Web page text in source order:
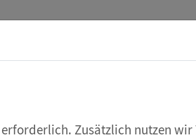
Zusätzlich nutzen
eXperiScout